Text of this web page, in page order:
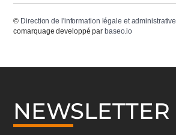
© Direction de l'information légale et administrative
comarquage developpé par baseo.io
NEWSLETTER